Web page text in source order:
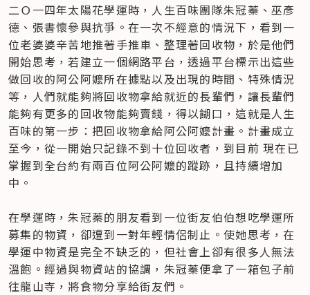
二Ｏ一四年太陽花學運時，人生百味團隊朱冠蓁、巫彥
德、張書懷參與抗爭。在一次不經意的情況下，看到一
位老婆婆辛苦地推著手推車、整理著回收物，於是他們
開始思考，若建立一個網路平台，透過平台標示出這些
做回收的阿公阿嬤所在據點以及出現的時間、特殊情況
等，人們就能夠將回收物拿給就近的長輩們，讓長輩們
能夠有更多的回收物能夠賣錢，得以餬口，這就是人生
百味的第一步：把回收物拿給阿公阿嬤計畫。計畫成立
至今，從一開始只記錄不到十位回收者，到目前 現在已
掌握到全台約有兩百位阿公阿嬤的蹤跡，且持續增加
中。
在學運時，朱冠蓁的朋友看到一位街友伯伯想吃學運所
募集的物資，卻遭到一對年輕情侶制止。使她思考，在
學運中物資是完全不缺乏的，但社會上卻有很多人無法
溫飽。經過與物資站的協調，朱冠蓁便拿了一箱包子前
往龍山寺，將食物分享給街友們。